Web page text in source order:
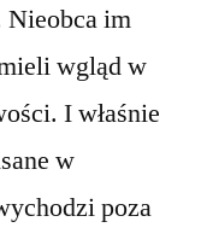
im
wgląd w
I właśnie
w
poza